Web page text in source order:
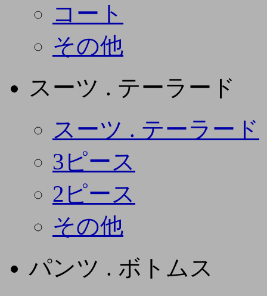
コート
その他
スーツ . テーラード
スーツ . テーラード
3ピース
2ピース
その他
パンツ . ボトムス